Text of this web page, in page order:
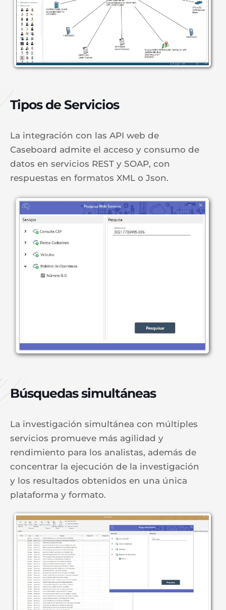
Tipos de Servicios
La integración con las API web de
Caseboard admite el acceso y consumo de
datos en servicios REST y SOAP, con
respuestas en formatos XML o Json.
Búsquedas simultáneas
La investigación simultánea con múltiples
servicios promueve más agilidad y
rendimiento para los analistas, además de
concentrar la ejecución de la investigación
y los resultados obtenidos en una única
plataforma y formato.